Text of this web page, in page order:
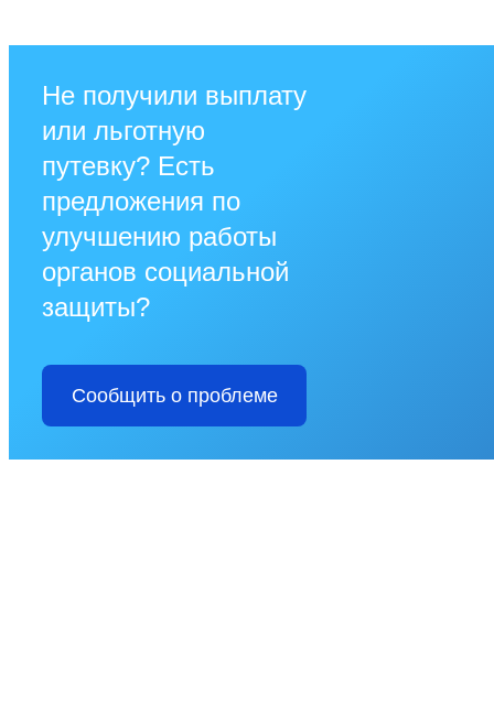
Не получили выплату
или льготную
путевку? Есть
предложения по
улучшению работы
органов социальной
защиты?
Сообщить о проблеме